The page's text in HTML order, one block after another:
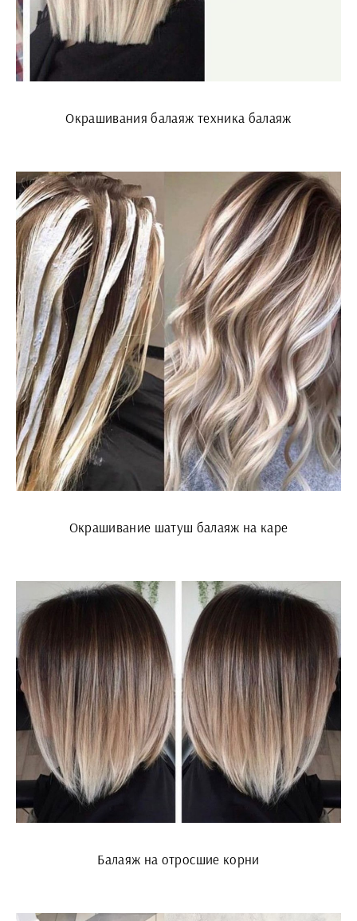
Окрашивания балаяж техника балаяж
Окрашивание шатуш балаяж на каре
Балаяж на отросшие корни